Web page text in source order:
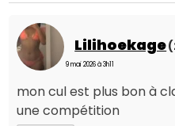
Lilihoekage
9 mai 2026 à 3h11
mon cul est plus bon à
une compétition